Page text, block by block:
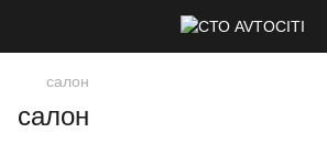
салон
салон